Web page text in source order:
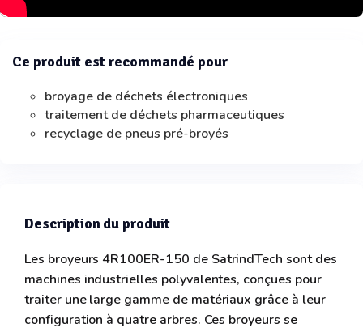
Ce produit est recommandé pour
broyage de déchets électroniques
traitement de déchets pharmaceutiques
recyclage de pneus pré-broyés
Description du produit
Les broyeurs 4R100ER-150 de SatrindTech sont des
machines industrielles polyvalentes, conçues pour
traiter une large gamme de matériaux grâce à leur
configuration à quatre arbres. Ces broyeurs se